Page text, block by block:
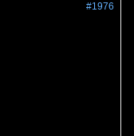
#1976